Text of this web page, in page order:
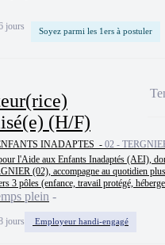
jours Soyez parmi les 1ers à postuler
(H/F)
INADAPTES - 02 -
l'Aide aux Enfants Inadaptés (AEI),
(02), accompagne au quotidien
3 pôles (enfance, travail protégé,
plein
jours Employeur handi-engagé